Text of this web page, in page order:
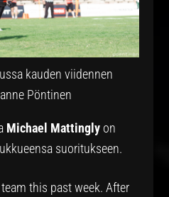
kauden viidennen
Pöntinen
Michael Mattingly on
suoritukseen.
this past week. After